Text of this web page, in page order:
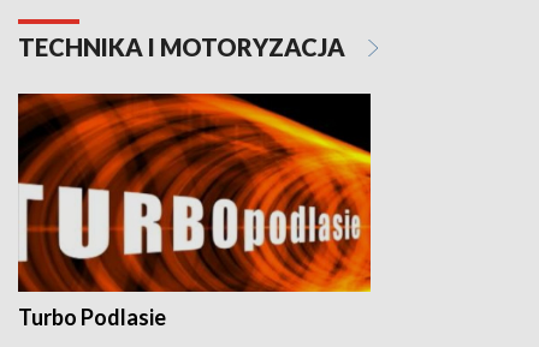
TECHNIKA I MOTORYZACJA
Turbo Podlasie